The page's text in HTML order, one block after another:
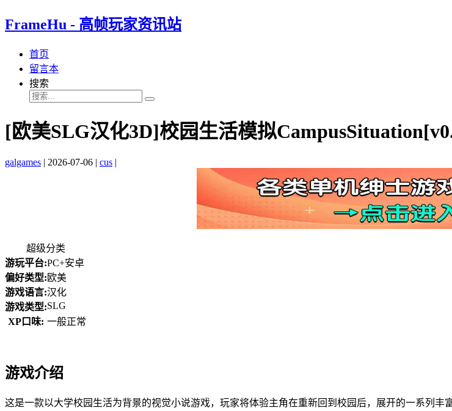
FrameHu - 高帧玩家资讯站
首页
留言本
搜索
[欧美SLG汉化3D]校园生活模拟
galgames | 2026-07-06 | cus |
超级分类
游玩平台:PC+安卓
偏好类型:欧美
游戏语言:汉化
游戏类型:SLG
XP口味: 一般正常
游戏介绍
这是一款以大学校园生活为背景的视觉小说游戏，玩家将体验主角在重新回到校园后，展开的一系列